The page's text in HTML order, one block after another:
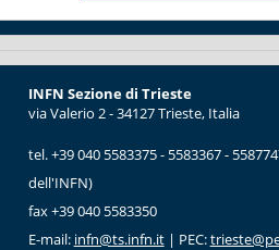
INFN Sezione di Trieste
via Valerio 2 - 34127 Trieste, Italia
tel. +39 040 5583375 - 5583367 -
dell'INFN)
fax +39 040 5583350
E-mail: infn@ts.infn.it| PEC: